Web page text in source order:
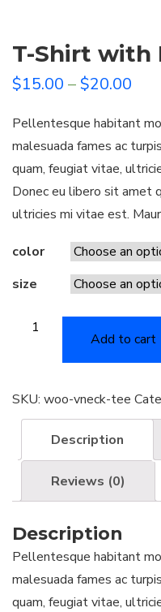
T-Shirt with
$15.00 –$20.00
Pellentesque habitant
malesuada fames ac
quam, feugiat vitae,
Donec eu libero sit amet
ultricies mi vitae est.
color
size
Logo
Add to cart
SKU: woo-vneck-tee
Description
Reviews (0)
Description
Pellentesque habitant
malesuada fames ac
quam, feugiat vitae,